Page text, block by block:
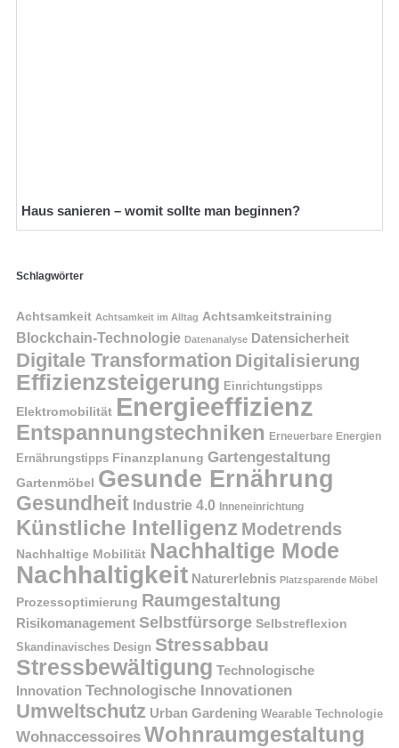
Haus sanieren – womit sollte man beginnen?
Schlagwörter
Achtsamkeit Achtsamkeit im Alltag Achtsamkeitstraining
Blockchain-Technologie Datenanalyse Datensicherheit
Digitale Transformation Digitalisierung
Effizienzsteigerung Einrichtungstipps
Elektromobilität Energieeffizienz
Entspannungstechniken Erneuerbare Energien
Ernährungstipps Finanzplanung Gartengestaltung
Gartenmöbel Gesunde Ernährung
Gesundheit Industrie 4.0 Inneneinrichtung
Künstliche Intelligenz Modetrends
Nachhaltige Mobilität Nachhaltige Mode
Nachhaltigkeit Naturerlebnis Platzsparende Möbel
Prozessoptimierung Raumgestaltung
Risikomanagement Selbstfürsorge Selbstreflexion
Skandinavisches Design Stressabbau
Stressbewältigung Technologische
Innovation Technologische Innovationen
Umweltschutz Urban Gardening Wearable Technologie
Wohnaccessoires Wohnraumgestaltung